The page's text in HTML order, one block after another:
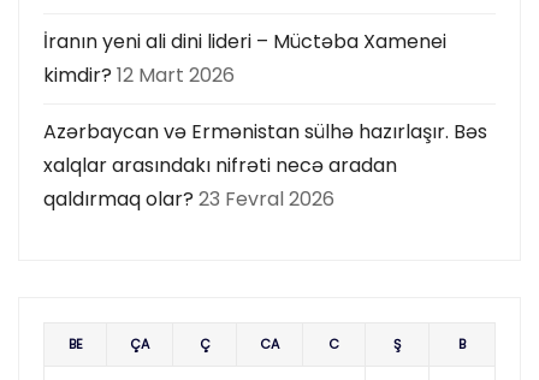
İranın yeni ali dini lideri – Müctəba Xamenei
kimdir? 12 Mart 2026
Azərbaycan və Ermənistan sülhə hazırlaşır. Bəs
xalqlar arasındakı nifrəti necə aradan
qaldırmaq olar? 23 Fevral 2026
BE ÇA Ç CA C Ş B